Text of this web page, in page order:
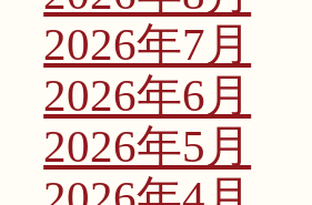
2026年7月
2026年6月
2026年5月